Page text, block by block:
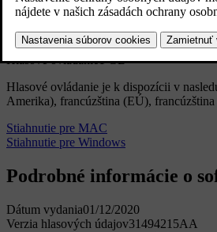
Hlasové ovládanie1 GB
Hlasové ovládanie je k dispozícii v
Amerika), francúzština (EÚ),
Stiahnutie pre MAC
Stiahnutie pre Windows
Podrobné informácie o
Dátum vydania01/12/2020
Verzia hlasových údajov31494215AA